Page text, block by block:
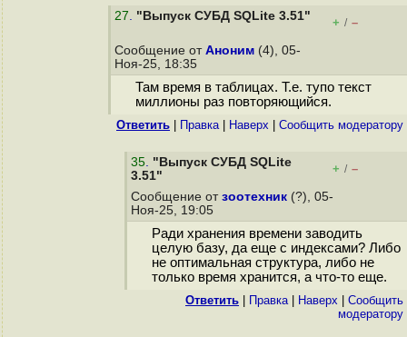
27. "Выпуск СУБД SQLite 3.51" + / –
Сообщение от Аноним (4), 05-
Ноя-25, 18:35
Там время в таблицах. Т.е. тупо текст
миллионы раз повторяющийся.
Ответить Правка| Наверх Cообщить модератору
35. "Выпуск СУБД SQLite
3.51"
+ / –
Сообщение от зоотехник (?), 05-
Ноя-25, 19:05
Ради хранения времени заводить
целую базу, да еще с индексами? Либо
не оптимальная структура, либо не
только время хранится, а что-то еще.
Ответить Правка| Наверх
Cообщить
модератору